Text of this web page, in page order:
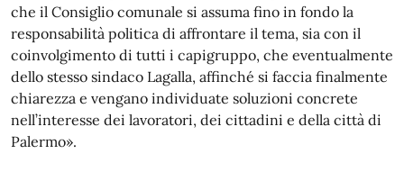
che il Consiglio comunale si assuma fino in fondo la
responsabilità politica di affrontare il tema, sia con il
coinvolgimento di tutti i capigruppo, che eventualmente
dello stesso sindaco Lagalla, affinché si faccia finalmente
chiarezza e vengano individuate soluzioni concrete
nell’interesse dei lavoratori, dei cittadini e della città di
Palermo».